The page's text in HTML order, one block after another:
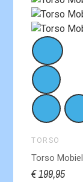
TORSO
Torso
€ 199,95